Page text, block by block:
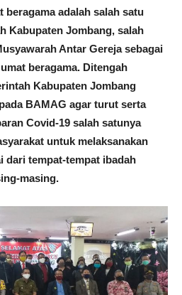
beragama adalah salah satu
Kabupaten Jombang, salah
Antar Gereja sebagai
beragama. Ditengah
Kabupaten Jombang
BAMAG agar turut serta
Covid-19 salah satunya
untuk melaksanakan
dari tempat-tempat ibadah
masing.